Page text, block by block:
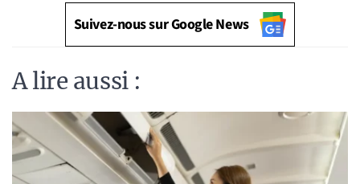
Suivez-nous sur Google News
A lire aussi :